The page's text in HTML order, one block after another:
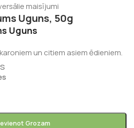
maisījumi
Uguns, 50g
Uguns
un citiem asiem ēdieniem.
Grozam